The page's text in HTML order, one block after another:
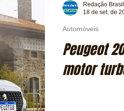
Peugeot
motor
Automóveis
Redação Brasil
18 de set. de